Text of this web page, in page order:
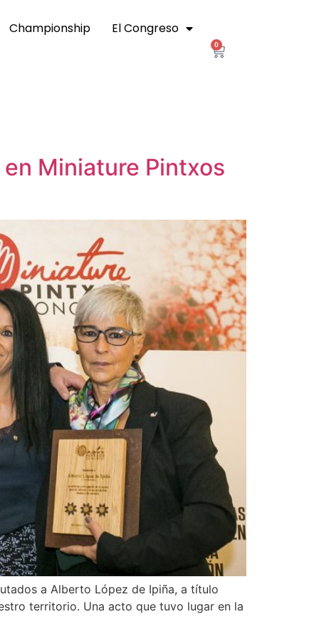
Championship El Congreso
0
Miniature Pintxos
a Alberto López de Ipiña, a título
territorio. Una acto que tuvo lugar en la